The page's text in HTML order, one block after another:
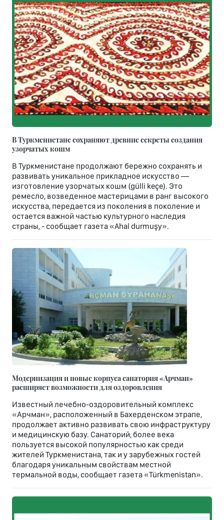
В Туркменистане сохраняют древние секреты создания
узорчатых кошм
В Туркменистане продолжают бережно сохранять и
развивать уникальное прикладное искусство —
изготовление узорчатых кошм (gülli keçe). Это
ремесло, возведенное мастерицами в ранг высокого
искусства, передается из поколения в поколение и
остается важной частью культурного наследия
страны, - сообщает газета «Ahal durmuşy».
Модернизация и новые корпуса санатория «Арчман»
расширяет возможности для оздоровления
Известный лечебно-оздоровительный комплекс
«Арчман», расположенный в Бахерденском этрапе,
продолжает активно развивать свою инфраструктуру
и медицинскую базу. Санаторий, более века
пользуется высокой популярностью как среди
жителей Туркменистана, так и у зарубежных гостей
благодаря уникальным свойствам местной
термальной воды, сообщает газета «Türkmenistan».